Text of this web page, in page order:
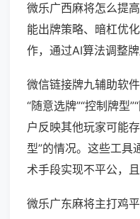
微乐广西麻将怎么提
能出牌策略、暗杠优
作，通过AI算法调整
微信链接牌九辅助软
“随意选牌”“控制牌型
户反映其他玩家可能
型”的情况。这些工具
术手段实现不平公，且
微乐广东麻将主打鸡